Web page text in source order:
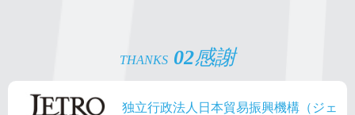
THANKS 02感謝
独立行政法人日本貿易振興機構（ジェ